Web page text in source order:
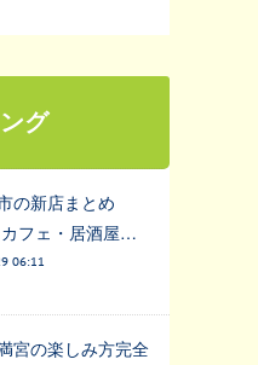
グ
の新店まとめ
フェ・居酒屋…
06:11
宮の楽しみ方完全